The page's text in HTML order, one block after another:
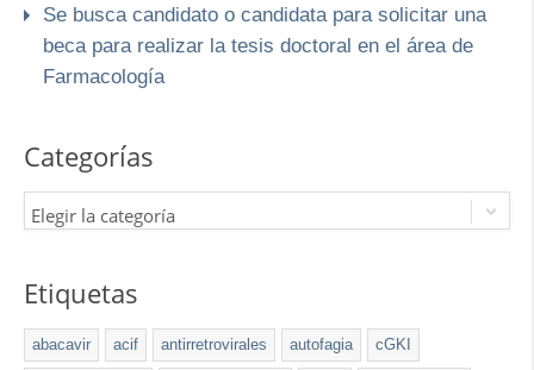
Se busca candidato o candidata para solicitar una
beca para realizar la tesis doctoral en el área de
Farmacología
Categorías
Elegir la categoría
Etiquetas
abacavir acif antirretrovirales autofagia cGKI